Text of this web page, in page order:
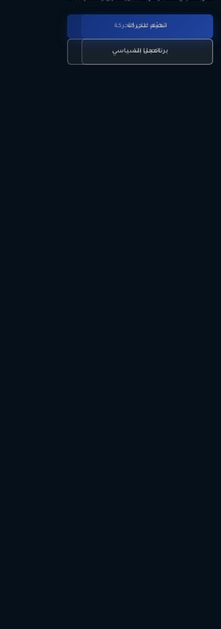
تعرّف على الحركة
برنامجنا السياسي
انضم للحركة
اتصل بنا